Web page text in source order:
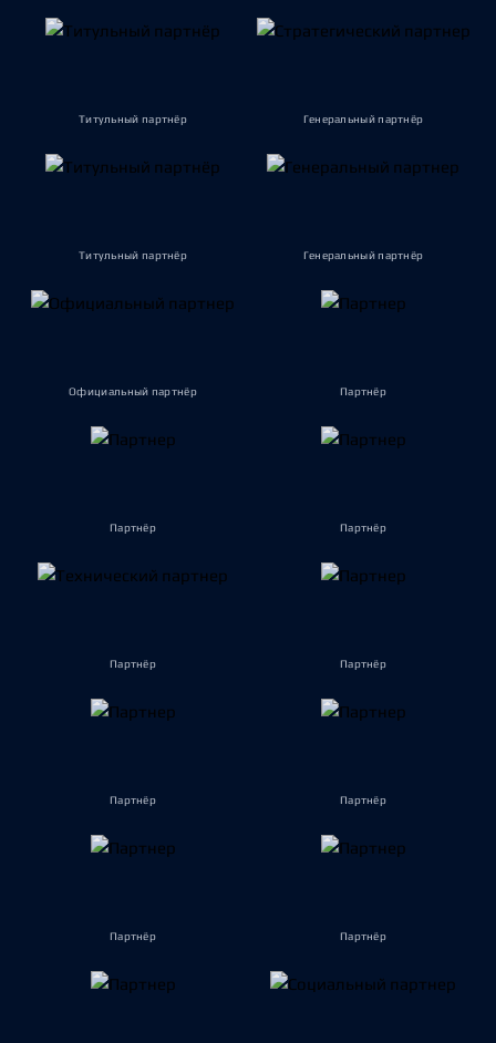
Титульный партнёр Генеральный партнёр
Титульный партнёр Генеральный партнёр
Официальный партнёр Партнёр
Партнёр Партнёр
Партнёр Партнёр
Партнёр Партнёр
Партнёр Партнёр